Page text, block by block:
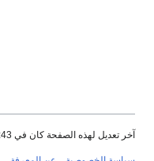
آخر تعديل لهذه الصفحة كان في 20:43, 27 أبريل 2018.